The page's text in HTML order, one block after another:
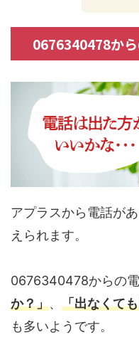
0676340478か
アプラスから電話が
えられます。
0676340478からの
か？」、 「出なくて
も多いようです。